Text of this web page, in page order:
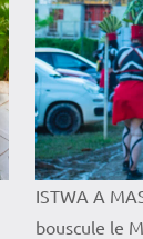
ISTWA A
bouscule le